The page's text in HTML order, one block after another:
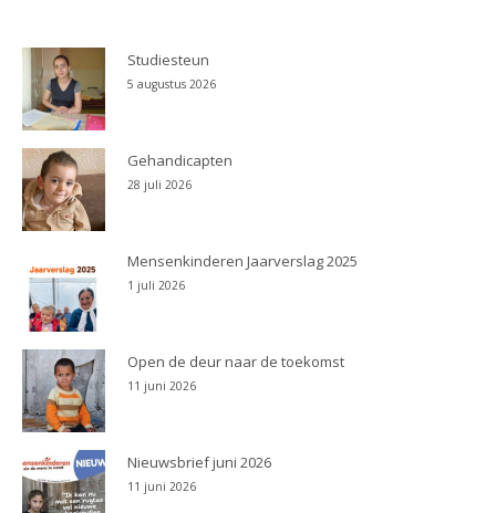
Studiesteun
5 augustus 2026
Gehandicapten
28 juli 2026
Mensenkinderen Jaarverslag 2025
1 juli 2026
Open de deur naar de toekomst
11 juni 2026
Nieuwsbrief juni 2026
11 juni 2026